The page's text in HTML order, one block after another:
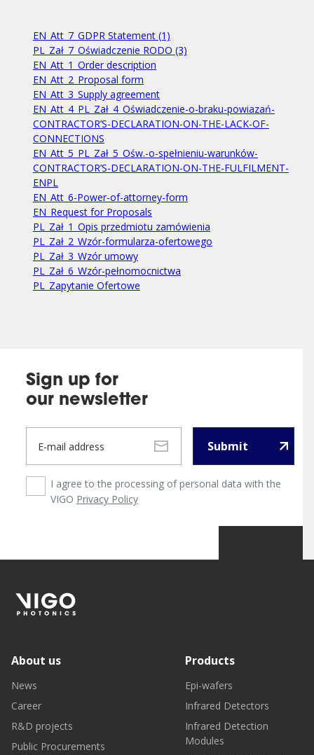
EN_Att_7_GDPR Statement (1)
PL_Zał_7_Oświadczenie RODO (3)
EN_Att_1_Order description
EN_Att_2_Proposal form
EN_Att_3_Supply agreement
EN_Att_4_PL_Zał_4_Oświadczenie-o-braku-powiazań-
CONTRACTOR’S-DECLARATION-ON-THE-LACK-OF-
CONNECTIONS
EN_Att_5_PL_Zał_5_Ośw.-o-spełnieniu-warunków-
CONTRACTOR’S-DECLARATION-ON-THE-FULFILMENT-
ENPL
EN_Att_6-Power-of-attorney-form
EN_Request for Proposals
PL_Zał_1_Opis przedmiotu zamówienia
PL_Zał_2_Wzór-formularza-ofertowego
PL_Zał_3_Wzór umowy
PL_Zał_6_Wzór-pełnomocnictwa
PL_Zapytanie Ofertowe
Sign up for
our newsletter
Submit
I agree to the processing of personal data with the
VIGO Privacy Policy
About us
News
Career
R&D projects
Public Procurements
Products
Epi-wafers
Infrared Detectors
Infrared Detection
Modules